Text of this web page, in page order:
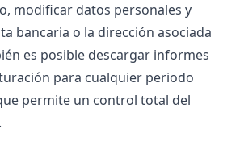
modificar datos personales y
bancaria o la dirección asociada
es posible descargar informes
para cualquier periodo
permite un control total del